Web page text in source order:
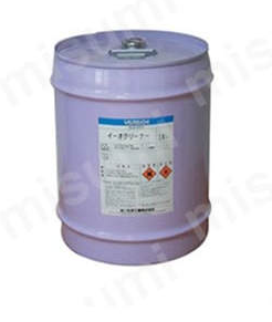
項目の仕様が未選択で